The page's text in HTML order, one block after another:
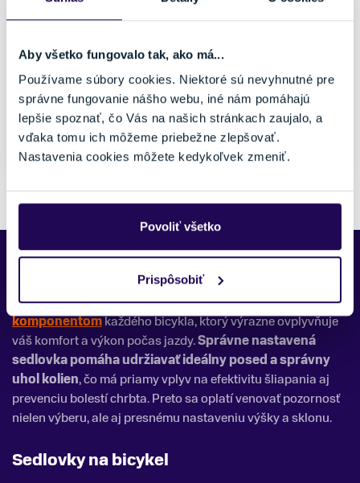
Aby všetko fungovalo tak, ako má...
Používame súbory cookies. Niektoré sú nevyhnutné pre
správne fungovanie nášho webu, iné nám pomáhajú
lepšie spoznať, čo Vás na našich stránkach zaujalo, a
vďaka tomu ich môžeme priebežne zlepšovať.
Nastavenia cookies môžete kedykoľvek zmeniť.
Povoliť všetko
Prispôsobiť
Čierna
Crankbrothers
Veľkosť
uni
Posledný kus skladom
Pozreli ste si 5 z 5 produktov.
Vitajte v našej kategóriicyklistických sedloviek, kde
nájdete široký výber sedloviek pre všetky typy bicyklov a
jazdných štýlov. Sedlovka je kľúčovýmcyklistickým
komponentomkaždého bicykla, ktorý výrazne ovplyvňuje
váš komfort a výkon počas jazdy.Správne nastavená
sedlovkapomáha udržiavať ideálny posed a správny
uhol kolien, čo má priamy vplyv na efektivitu šliapania aj
prevenciu bolestí chrbta. Preto sa oplatí venovať pozornosť
nielen výberu, ale aj presnému nastaveniu výšky a sklonu.
Sedlovky na bicykel